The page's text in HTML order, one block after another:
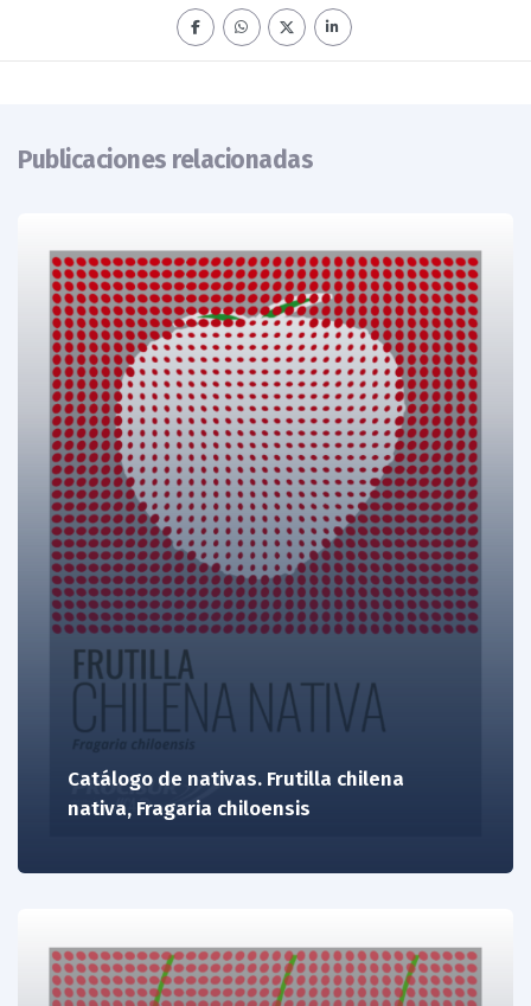
Publicaciones relacionadas
Catálogo de nativas. Frutilla chilena
nativa, Fragaria chiloensis